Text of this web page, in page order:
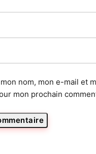
nom, mon e-mail et
mon prochain